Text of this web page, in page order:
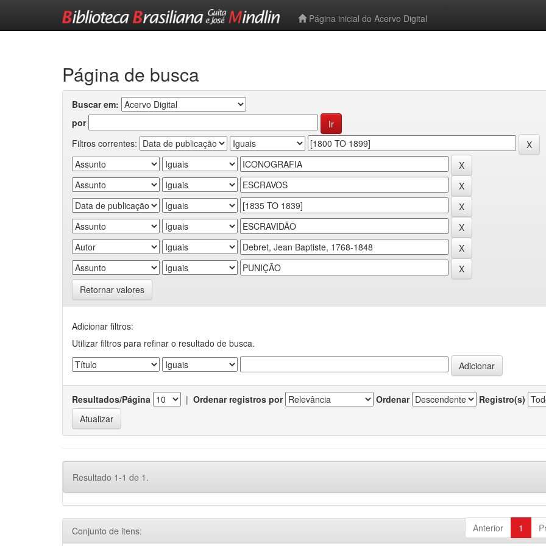
Página inicial do Acervo Digital
Página de busca
Buscar em:
por
Filtros correntes:
Retornar valores
Adicionar filtros:
Utilizar filtros para refinar o resultado de busca.
Resultados/Página | Ordenar registros por Ordenar Registro(s)
Resultado 1-1 de 1.
Anterior 1
Conjunto de itens: